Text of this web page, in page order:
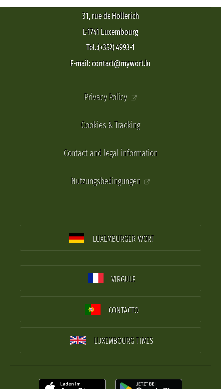
31, rue de Hollerich
L-1741 Luxembourg
Tel.:(+352) 4993-1
E-mail: contact@mywort.lu
Privacy Policy
Cookies & Tracking
Contact and legal information
Nutzungsbedingungen
LUXEMBURGER WORT
VIRGULE
CONTACTO
LUXEMBOURG TIMES